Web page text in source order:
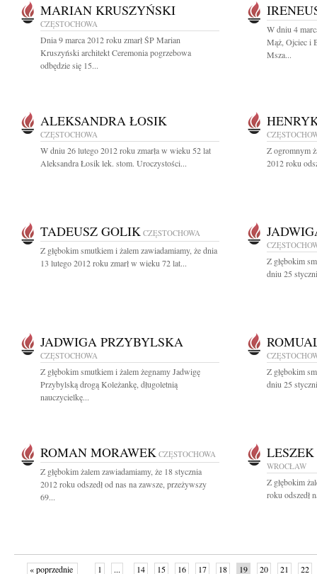
MARIAN KRUSZYŃSKI
CZĘSTOCHOWA
Dnia 9 marca 2012 roku zmarł ŚP Marian
Kruszyński architekt Ceremonia pogrzebowa
odbędzie się 15...
W dniu 4
Mąż, Ojciec i
Msza...
ALEKSANDRA ŁOSIK
CZĘSTOCHOWA
W dniu 26 lutego 2012 roku zmarła w wieku 52 lat
Aleksandra Łosik lek. stom. Uroczystości...
Z ogromnym
2012 roku
TADEUSZ GOLIK CZĘSTOCHOWA
Z głębokim smutkiem i żalem zawiadamiamy, że dnia
13 lutego 2012 roku zmarł w wieku 72 lat...
Z głębokim
dniu 25
JADWIGA PRZYBYLSKA
CZĘSTOCHOWA
Z głębokim smutkiem i żalem żegnamy Jadwigę
Przybylską drogą Koleżankę, długoletnią
nauczycielkę...
Z głębokim
dniu 25
ROMAN MORAWEK CZĘSTOCHOWA
Z głębokim żalem zawiadamiamy, że 18 stycznia
2012 roku odszedł od nas na zawsze, przeżywszy
69...
WROCŁAW
Z głębokim
roku odszedł
« poprzednie 1 ... 14 15 16 17 18 19 20 21 22